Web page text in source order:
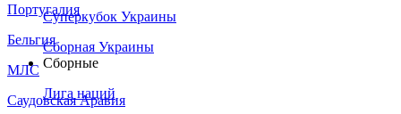
Португалия
Бельгия
МЛС
Саудовская Аравия
Суперкубок Украины
Сборная Украины
Сборные
Лига наций